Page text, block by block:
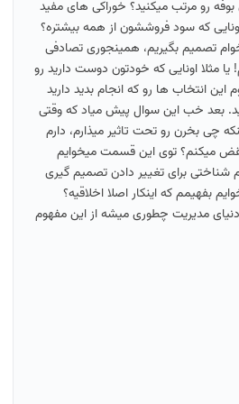
رو مرتب میکنید؟ خوراکی های مفید
که سود فروششون از همه بیشتره؟
تصمیم بگیریم، همینجوری تصادفی
مثلا اونایی که خودتون دوست دارید رو
انتخاب ها رو که انجام بدید دارید
بعد خب این سوال پیش میاد که وقتی
چی بخرن رو تحت تاثیر میذارم، دارم
میکنم؟ توی این قسمت میخوایم
شناختی برای تغییر دادن تصمیم گیری
بفهیمم که اینکار اصلا اخلاقیه؟
مدیریت چطوری میشه از این مفهوم